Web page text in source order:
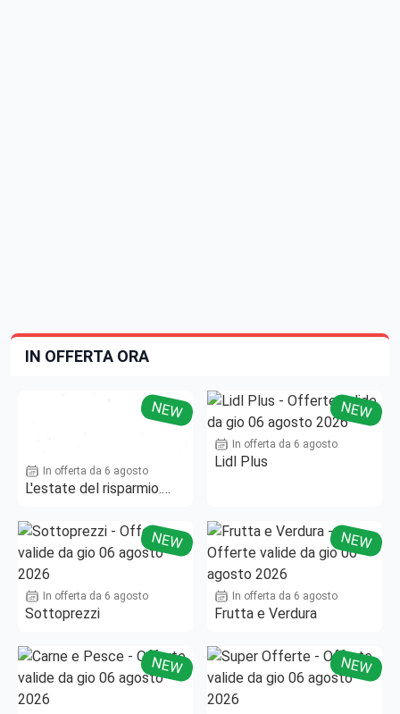
IN OFFERTA ORA
NEW
In offerta da 6 agosto
L'estate del risparmio.
NEW
In offerta da 6 agosto
Lidl Plus
NEW
In offerta da 6 agosto
Sottoprezzi
NEW
In offerta da 6 agosto
Frutta e Verdura
NEW NEW